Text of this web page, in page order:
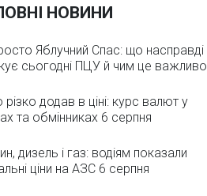
НОВИНИ
Яблучний Спас: що насправді
сьогодні ПЦУ й чим це важливо
додав в ціні: курс валют у
та обмінниках 6 серпня
дизель і газ: водіям показали
ціни на АЗС 6 серпня